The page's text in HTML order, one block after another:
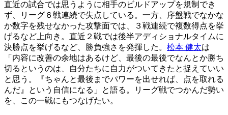
直近の試合では思うように相手のビルドアップを規制でき
ず、リーグ６戦連続で失点している。一方、序盤戦でなかな
か数字を残せなかった攻撃面では、３戦連続で複数得点を挙
げるなど上向き。直近２戦では後半アディショナルタイムに
決勝点を挙げるなど、勝負強さを発揮した。 松本 健太は
「内容に改善の余地はあるけど、最後の最後でなんとか勝ち
切るというのは、自分たちに自力がついてきたと捉えていい
と思う。『ちゃんと最後までパワーを出せれば、点を取れる
んだ』という自信になる」と語る。リーグ戦でつかんだ勢い
を、この一戦にもつなげたい。